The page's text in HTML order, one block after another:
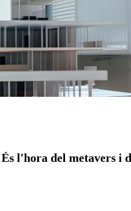
l'hora del metavers i